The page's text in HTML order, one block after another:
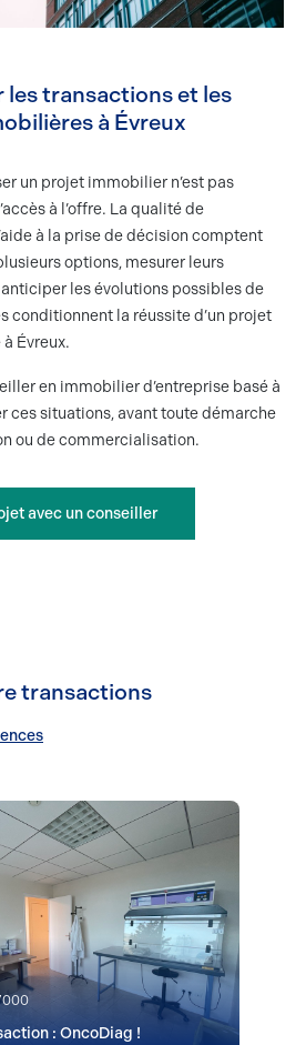
transactions et les
à Évreux
un projet immobilier n’est pas
à l’offre. La qualité de
à la prise de décision comptent
options, mesurer leurs
les évolutions possibles de
conditionnent la réussite d’un projet
Évreux.
en immobilier d’entreprise basé à
ces situations, avant toute démarche
ou de commercialisation.
avec un conseiller
transactions
: OncoDiag !